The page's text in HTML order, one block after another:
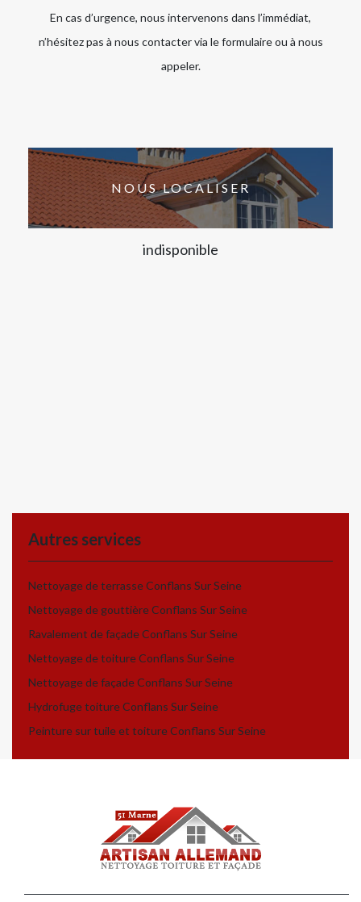
En cas d’urgence, nous intervenons dans l’immédiat,
n’hésitez pas à nous contacter via le formulaire ou à nous
appeler.
NOUS LOCALISER
indisponible
Autres services
Nettoyage de terrasse Conflans Sur Seine
Nettoyage de gouttière Conflans Sur Seine
Ravalement de façade Conflans Sur Seine
Nettoyage de toiture Conflans Sur Seine
Nettoyage de façade Conflans Sur Seine
Hydrofuge toiture Conflans Sur Seine
Peinture sur tuile et toiture Conflans Sur Seine